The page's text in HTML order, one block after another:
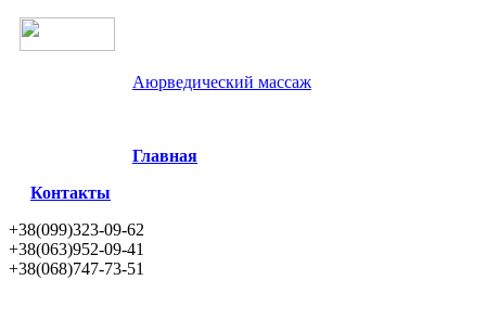
Аюрведический массаж
Главная
Контакты
+38(099)323-09-62
+38(063)952-09-41
+38(068)747-73-51